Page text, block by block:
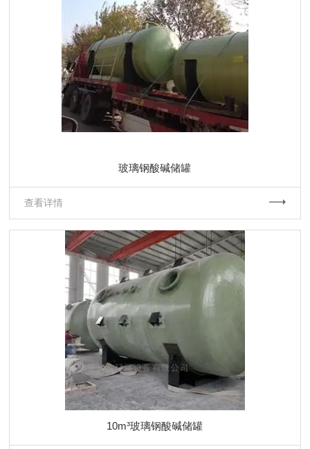
玻璃钢酸碱储罐
查看详情
10m³玻璃钢酸碱储罐